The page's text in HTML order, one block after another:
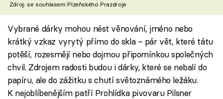
Zdroj: se souhlasem Plzeňského Prazdroje
Vybrané dárky mohou nést věnování, jméno nebo
krátký vzkaz vyrytý přímo do skla – pár vět, které tátu
potěší, rozesmějí nebo dojmou připomínkou společných
chvil. Zdrojem radosti budou i dárky, které se nebalí do
papíru, ale do zážitku s chutí světoznámého ležáku.
K nejoblíbenějším patří Prohlídka pivovaru Pilsner